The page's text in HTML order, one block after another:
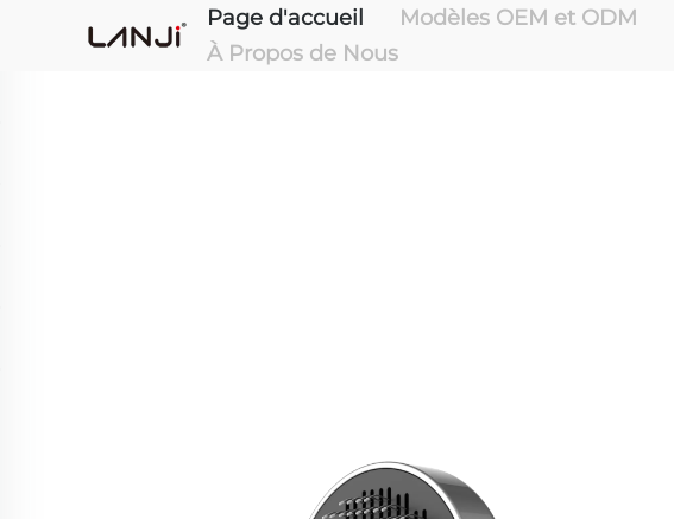
Page d'accueil Modèles OEM et ODM
À Propos de Nous